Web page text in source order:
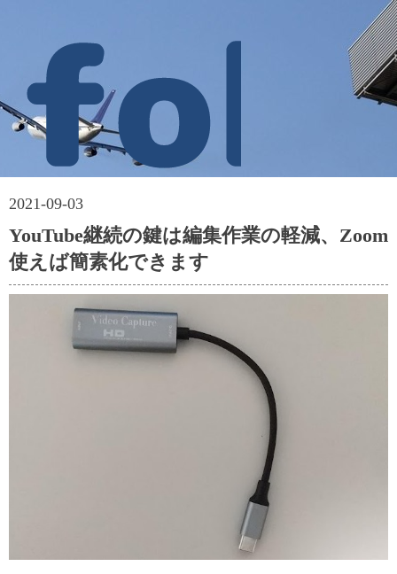
2021-09-03
YouTube継続の鍵は編集作業の軽減、Zoom
使えば簡素化できます